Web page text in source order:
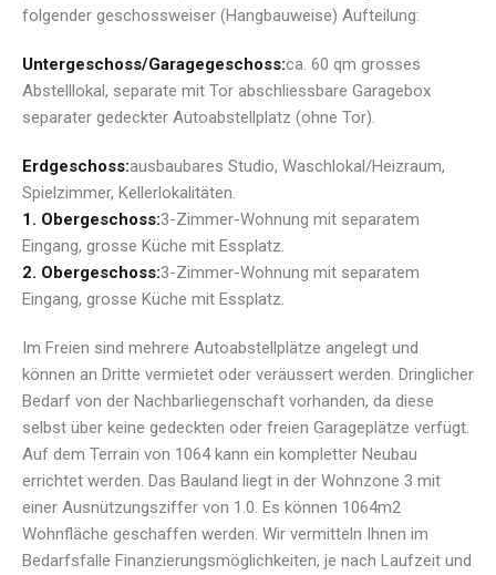
folgender geschossweiser (Hangbauweise) Aufteilung:
Untergeschoss/Garagegeschoss:ca. 60 qm grosses
Abstelllokal, separate mit Tor abschliessbare Garagebox
separater gedeckter Autoabstellplatz (ohne Tor).
Erdgeschoss:ausbaubares Studio, Waschlokal/Heizraum,
Spielzimmer, Kellerlokalitäten.
1. Obergeschoss:3-Zimmer-Wohnung mit separatem
Eingang, grosse Küche mit Essplatz.
2. Obergeschoss:3-Zimmer-Wohnung mit separatem
Eingang, grosse Küche mit Essplatz.
Im Freien sind mehrere Autoabstellplätze angelegt und
können an Dritte vermietet oder veräussert werden. Dringlicher
Bedarf von der Nachbarliegenschaft vorhanden, da diese
selbst über keine gedeckten oder freien Garageplätze verfügt.
Auf dem Terrain von 1064 kann ein kompletter Neubau
errichtet werden. Das Bauland liegt in der Wohnzone 3 mit
einer Ausnützungsziffer von 1.0. Es können 1064m2
Wohnfläche geschaffen werden. Wir vermitteln Ihnen im
Bedarfsfalle Finanzierungsmöglichkeiten, je nach Laufzeit und